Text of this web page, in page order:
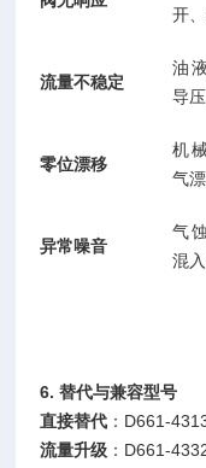
开
流量不稳定
油
导
零位漂移
机
气
异常噪音
气
混
6. 替代与兼容型号
直接替代 ：D661-
流量升级 ：D661-